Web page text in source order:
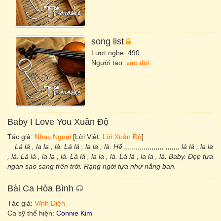
song list
Lượt nghe: 490.
Người tạo: vao doi
Baby I Love You Xuân Độ
Tác giả: Nhạc Ngoại [Lời Việt: Lời Xuân Độ]
Lá lá , la la , là. Lá lá , la la , là. Hế ,,,,,,,,,,,,,,,,,,,, ,,,,,,, lá lá , la la
, là. Lá lá , la la , là. Lá lá , la la , là. Lá lá , la la , là. Baby. Đẹp tựa
ngàn sao sang trên trời. Rạng ngời tựa như nắng ban.
Bài Ca Hòa Bình
Tác giả: Vĩnh Điện
Ca sỹ thể hiện: Connie Kim